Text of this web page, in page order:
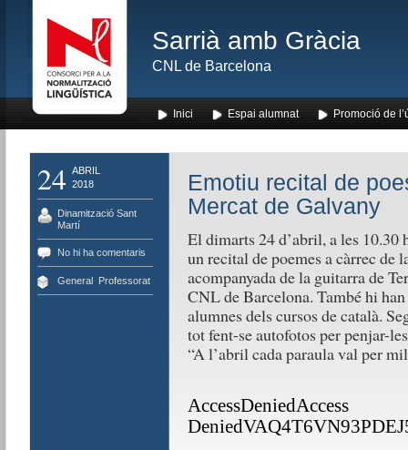
Sarrià amb Gràcia
CNL de Barcelona
Inici Espai alumnat Promoció de
24 ABRIL
2018
Dinamització Sant
Martí
No hi ha comentaris
General, Professorat
Emotiu recital de
Mercat de Galvany
El dimarts 24 d’abril, a les
un recital de poemes a càrrec de
acompanyada de la guitarra de
CNL de Barcelona. També hi
alumnes dels cursos de català.
tot fent-se autofotos per penjar-
“A l’abril cada paraula val per